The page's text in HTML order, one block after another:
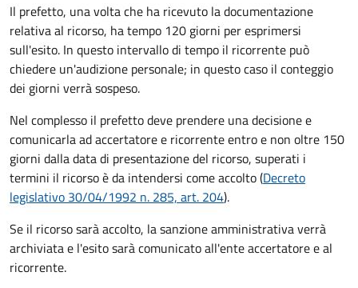
Il prefetto, una volta che ha ricevuto la documentazione
relativa al ricorso, ha tempo 120 giorni per esprimersi
sull'esito. In questo intervallo di tempo il ricorrente può
chiedere un'audizione personale; in questo caso il conteggio
dei giorni verrà sospeso.
Nel complesso il prefetto deve prendere una decisione e
comunicarla ad accertatore e ricorrente entro e non oltre 150
giorni dalla data di presentazione del ricorso, superati i
termini il ricorso è da intendersi come accolto (Decreto
legislativo 30/04/1992 n. 285, art. 204).
Se il ricorso sarà accolto, la sanzione amministrativa verrà
archiviata e l'esito sarà comunicato all'ente accertatore e al
ricorrente.